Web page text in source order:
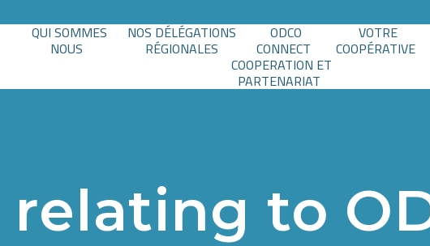
QUI SOMMES
NOUS
NOS DÉLÉGATIONS
RÉGIONALES
ODCO
CONNECT
VOTRE
COOPÉRATIVE
COOPERATION ET
PARTENARIAT
to